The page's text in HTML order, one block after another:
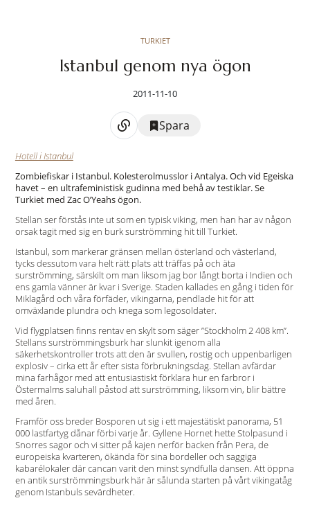
TURKIET
Istanbul genom nya ögon
2011-11-10
Spara
Hotell i Istanbul
Zombiefiskar i Istanbul. Kolesterolmusslor i Antalya. Och vid Egeiska
havet – en ultrafeministisk gudinna med behå av testiklar. Se
Turkiet med Zac O’Yeahs ögon.
Stellan ser förstås inte ut som en typisk viking, men han har av någon
orsak tagit med sig en burk surströmming hit till Turkiet.
Istanbul, som markerar gränsen mellan österland och västerland,
tycks dessutom vara helt rätt plats att träffas på och äta
surströmming, särskilt om man liksom jag bor långt borta i Indien och
ens gamla vänner är kvar i Sverige. Staden kallades en gång i tiden för
Miklagård och våra förfäder, vikingarna, pendlade hit för att
omväxlande plundra och knega som legosoldater.
Vid flygplatsen finns rentav en skylt som säger ”Stockholm 2 408 km”.
Stellans surströmmingsburk har slunkit igenom alla
säkerhetskontroller trots att den är svullen, rostig och uppenbarligen
explosiv – cirka ett år efter sista förbrukningsdag. Stellan avfärdar
mina farhågor med att entusiastiskt förklara hur en farbror i
Östermalms saluhall påstod att surströmming, liksom vin, blir bättre
med åren.
Framför oss breder Bosporen ut sig i ett majestätiskt panorama, 51
000 lastfartyg dånar förbi varje år. Gyllene Hornet hette Stolpasund i
Snorres sagor och vi sitter på kajen nerför backen från Pera, de
europeiska kvarteren, ökända för sina bordeller och saggiga
kabarélokaler där cancan varit den minst syndfulla dansen. Att öppna
en antik surströmmingsburk här är sålunda starten på vårt vikingatåg
genom Istanbuls sevärdheter.